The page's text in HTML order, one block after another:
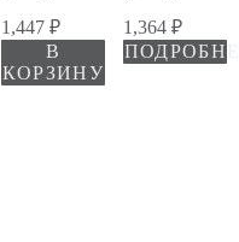
1,447 ₽
В
КОРЗИНУ
1,364 ₽